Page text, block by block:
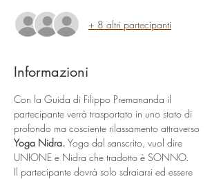
+ 8 altri partecipanti
Informazioni
Con la Guida di Filippo Premananda il
partecipante verrà trasportato in uno stato di
profondo ma cosciente rilassamento attraverso
Yoga Nidra. Yoga dal sanscrito, vuol dire
UNIONE e Nidra che tradotto è SONNO.
Il partecipante dovrà solo sdraiarsi ed essere